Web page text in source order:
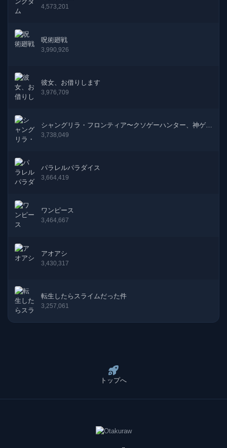
3話
1話
4,573,201
呪術廻戦
3,990,926
彼女、お借りします
3,976,709
シャングリラ・フロンティア〜クソゲーハンター、神ゲー
に挑まんとす〜
3,738,049
パラレルパラダイス
3,664,419
ワンピース
3,464,667
アオアシ
3,430,317
転生したらスライムだった件
3,257,061
トップへ